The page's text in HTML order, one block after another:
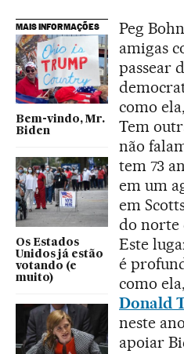
MAIS INFORMAÇÕES
Bem-vindo, Mr.
Biden
Os Estados
Unidos já estão
votando (e
muito)
Peg
amigas
passear
como
Tem
não
tem 73
em um
em
do norte
Este
é
como
Donald
neste
apoiar